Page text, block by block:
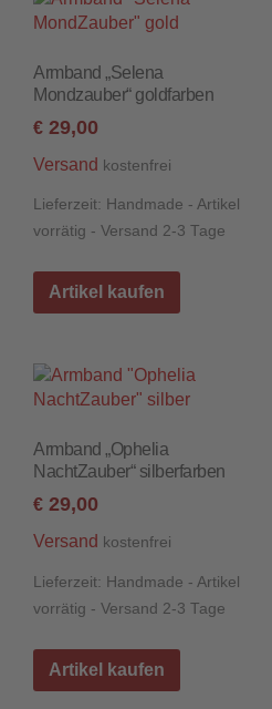
Armband „Selena
Mondzauber“ goldfarben
€ 29,00
Versand kostenfrei
Lieferzeit: Handmade - Artikel
vorrätig - Versand 2-3 Tage
Artikel kaufen
Armband „Ophelia
NachtZauber“ silberfarben
€ 29,00
Versand kostenfrei
Lieferzeit: Handmade - Artikel
vorrätig - Versand 2-3 Tage
Artikel kaufen